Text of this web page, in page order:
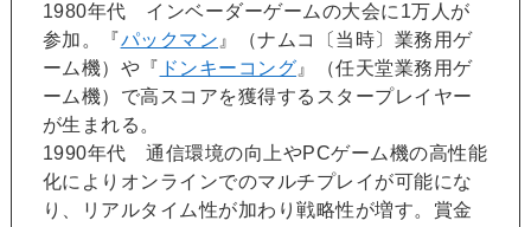
1980年代 インベーダーゲームの大会に1万人が
参加。『パックマン 』（ナムコ〔当時〕業務用ゲ
ーム機）や『 ドンキーコング 』（任天堂業務用ゲ
ーム機）で高スコアを獲得するスタープレイヤー
が生まれる。
1990年代 通信環境の向上やPCゲーム機の高性能
化によりオンラインでのマルチプレイが可能にな
り、リアルタイム性が加わり戦略性が増す。賞金